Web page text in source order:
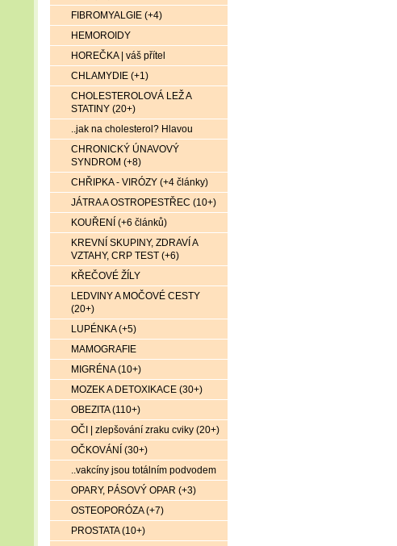
FIBROMYALGIE (+4)
HEMOROIDY
HOREČKA | váš přítel
CHLAMYDIE (+1)
CHOLESTEROLOVÁ LEŽ A
STATINY (20+)
..jak na cholesterol? Hlavou
CHRONICKÝ ÚNAVOVÝ
SYNDROM (+8)
CHŘIPKA - VIRÓZY (+4 články)
JÁTRA A OSTROPESTŘEC (10+)
KOUŘENÍ (+6 článků)
KREVNÍ SKUPINY, ZDRAVÍ A
VZTAHY, CRP TEST (+6)
KŘEČOVÉ ŽÍLY
LEDVINY A MOČOVÉ CESTY
(20+)
LUPÉNKA (+5)
MAMOGRAFIE
MIGRÉNA (10+)
MOZEK A DETOXIKACE (30+)
OBEZITA (110+)
OČI | zlepšování zraku cviky (20+)
OČKOVÁNÍ (30+)
..vakcíny jsou totálním podvodem
OPARY, PÁSOVÝ OPAR (+3)
OSTEOPORÓZA (+7)
PROSTATA (10+)